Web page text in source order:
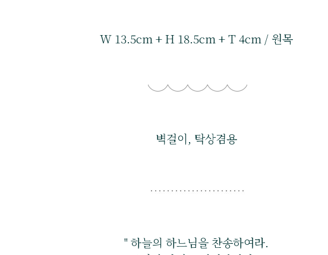
W 13.5cm + H 18.5cm + T 4cm / 원목
벽걸이, 탁상겸용
" 하늘의 하느님을 찬송하여라.